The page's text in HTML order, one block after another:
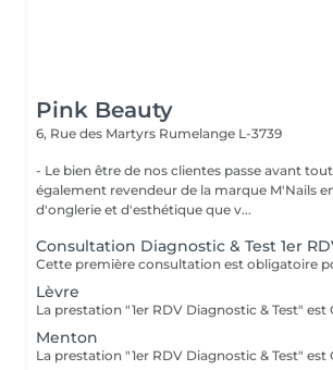
Pink Beauty
6, Rue des Martyrs Rumelange L-3739
- Le bien être de nos clientes passe avant tout ! - Nous
également revendeur de la marque M'Nails
d'onglerie et d'esthétique que v...
Consultation Diagnostic & Test 1er
Lèvre
Menton